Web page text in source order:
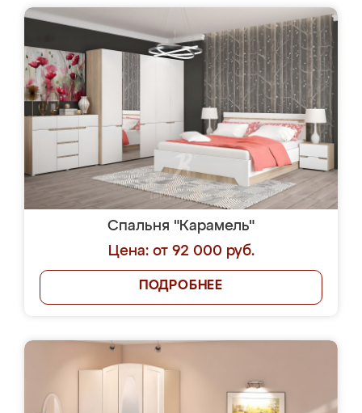
Спальня "Карамель"
Цена: от 92 000 руб.
ПОДРОБНЕЕ